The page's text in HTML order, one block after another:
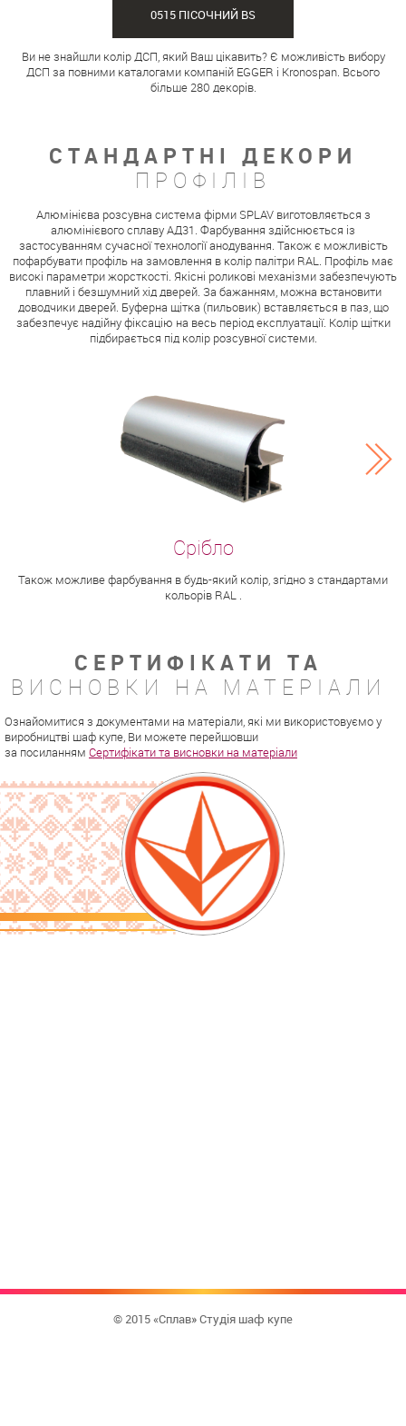
0515 ПІСОЧНИЙ BS
Ви не знайшли колір ДСП, який Ваш цікавить? Є можливість вибору
ДСП за повними каталогами компаній EGGER і Kronospan. Всього
більше 280 декорів.
СТАНДАРТНІ ДЕКОРИ
ПРОФІЛІВ
Алюмінієва розсувна система фірми SPLAV виготовляється з
алюмінієвого сплаву АД31. Фарбування здійснюється із
застосуванням сучасної технології анодування. Також є можливість
пофарбувати профіль на замовлення в колір палітри RAL. Профіль має
високі параметри жорсткості. Якісні роликові механізми забезпечують
плавний і безшумний хід дверей. За бажанням, можна встановити
доводчики дверей. Буферна щітка (пильовик) вставляється в паз, що
забезпечує надійну фіксацію на весь період експлуатації. Колір щітки
підбирається під колір розсувної системи.
Також можливе фарбування в будь-який колір, згідно з стандартами
кольорів RAL .
СЕРТИФІКАТИ ТА
ВИСНОВКИ НА МАТЕРІАЛИ
Ознайомитися з документами на матеріали, які ми використовуємо у
виробництві шаф купе, Ви можете перейшовши
за посиланням Сертифікати та висновки на матеріали
© 2015 «Сплав» Студія шаф купе